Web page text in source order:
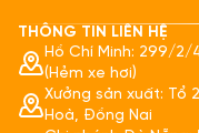
THÔNG TIN LIÊN HỆ
Hồ Chí Minh: 299/2/
(Hẻm xe hơi)
Xưởng sản xuất: Tổ
Hoà, Đồng Nai